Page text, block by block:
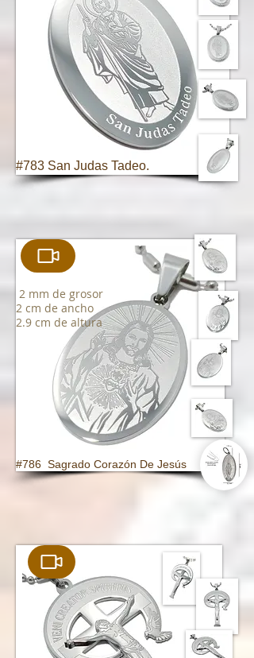
#783 San Judas Tadeo.
2 mm de grosor
2 cm de ancho
2.9 cm de altura
#786 Sagrado Corazón De Jesús